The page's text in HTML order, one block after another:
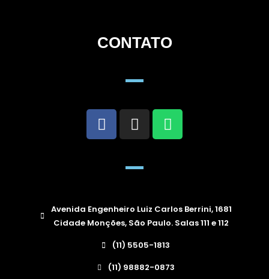
CONTATO
Avenida Engenheiro Luiz Carlos Berrini, 1681
Cidade Monções, São Paulo. Salas 111 e 112
(11) 5505-1813
(11) 98882-0873